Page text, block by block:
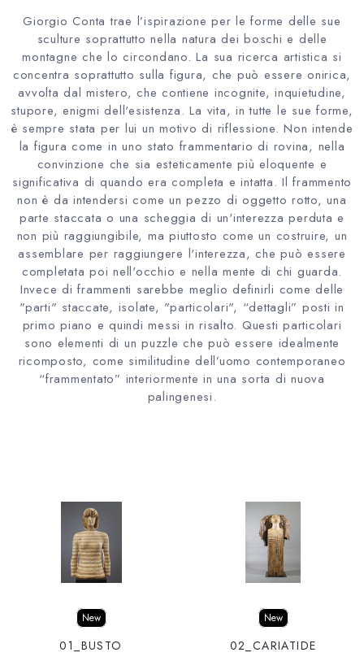
Giorgio Conta trae l’ispirazione per le forme delle sue
sculture soprattutto nella natura dei boschi e delle
montagne che lo circondano. La sua ricerca artistica si
concentra soprattutto sulla figura, che può essere onirica,
avvolta dal mistero, che contiene incognite, inquietudine,
stupore, enigmi dell'esistenza. La vita, in tutte le sue forme,
è sempre stata per lui un motivo di riflessione. Non intende
la figura come in uno stato frammentario di rovina, nella
convinzione che sia esteticamente più eloquente e
significativa di quando era completa e intatta. Il frammento
non è da intendersi come un pezzo di oggetto rotto, una
parte staccata o una scheggia di un'interezza perduta e
non più raggiungibile, ma piuttosto come un costruire, un
assemblare per raggiungere l'interezza, che può essere
completata poi nell'occhio e nella mente di chi guarda.
Invece di frammenti sarebbe meglio definirli come delle
"parti" staccate, isolate, "particolari", “dettagli” posti in
primo piano e quindi messi in risalto. Questi particolari
sono elementi di un puzzle che può essere idealmente
ricomposto, come similitudine dell’uomo contemporaneo
“frammentato” interiormente in una sorta di nuova
palingenesi.
New
01_BUSTO
New
02_CARIATIDE